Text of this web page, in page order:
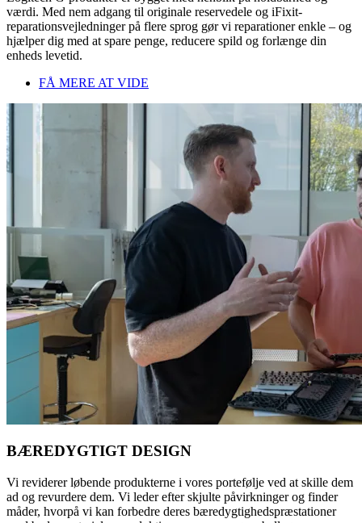
værdi. Med nem adgang til originale reservedele og iFixit-
reparationsvejledninger på flere sprog gør vi reparationer enkle – og
hjælper dig med at spare penge, reducere spild og forlænge din
enheds levetid.
FÅ MERE AT VIDE
BÆREDYGTIGT DESIGN
Vi reviderer løbende produkterne i vores portefølje ved at skille dem
ad og revurdere dem. Vi leder efter skjulte påvirkninger og finder
måder, hvorpå vi kan forbedre deres bæredygtighedspræstationer